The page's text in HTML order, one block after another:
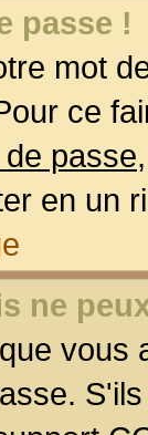
passe !
mot
ce
passe
en un
ne